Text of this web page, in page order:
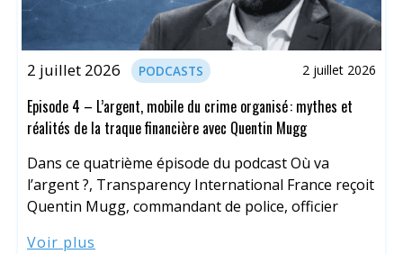
2 juillet 2026 PODCASTS 2 juillet 2026
Episode 4 – L’argent, mobile du crime organisé : mythes et
réalités de la traque financière avec Quentin Mugg
Dans ce quatrième épisode du podcast Où va
l’argent ?, Transparency International France reçoit
Quentin Mugg, commandant de police, officier
Voir plus